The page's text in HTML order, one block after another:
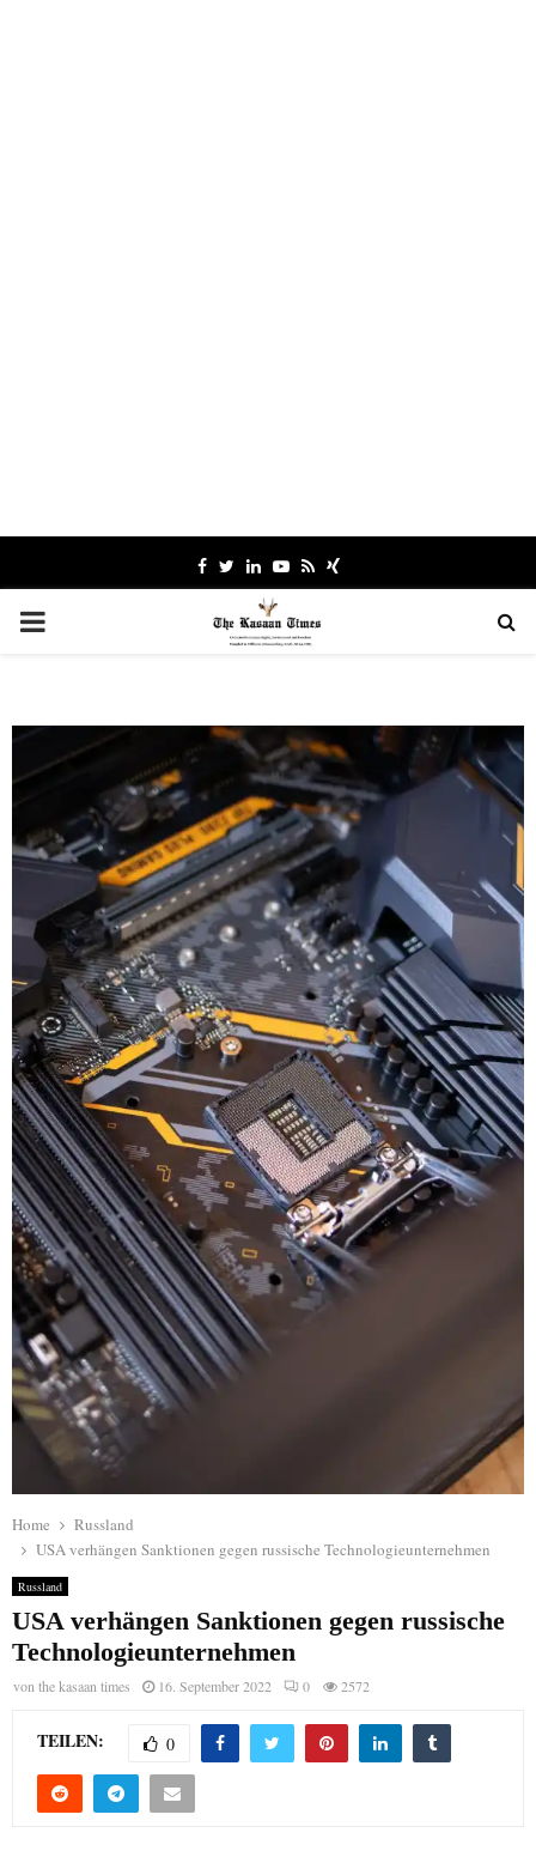
Facebook
TwitterLinkedinYoutube
RssXing
PRIMARY
Home
Russland
USA verhängen Sanktionen gegen russische Technologieunternehmen
Russland
USA verhängen Sanktionen gegen russische
Technologieunternehmen
von the kasaan times 16. September 2022 0 2572
TEILEN: 0